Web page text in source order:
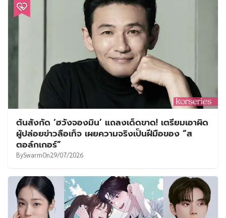
ต้นสังกัด ‘ฮวังจองมิน’ แถลงเด็ดขาด! เตรียมเอาผิด
ผู้ปล่อยข่าวลือเท็จ เผยความจริงเป็นฝีมือของ “ส
ตอล์กเกอร์”
BySwarmOn29/07/2026